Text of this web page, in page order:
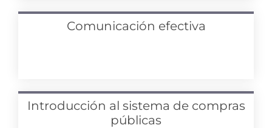
Comunicación efectiva
Introducción al sistema de compras
públicas